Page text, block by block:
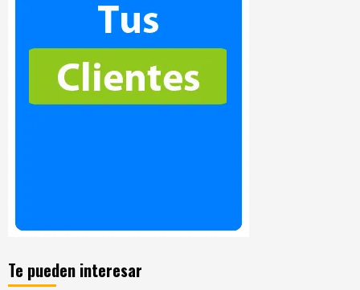
Te pueden interesar